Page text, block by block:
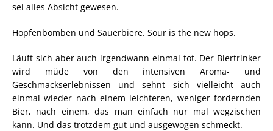
sei alles Absicht gewesen.
Hopfenbomben und Sauerbiere. Sour is the new hops.
Läuft sich aber auch irgendwann einmal tot. Der Biertrinker
wird müde von den intensiven Aroma- und
Geschmackserlebnissen und sehnt sich vielleicht auch
einmal wieder nach einem leichteren, weniger fordernden
Bier, nach einem, das man einfach nur mal wegzischen
kann. Und das trotzdem gut und ausgewogen schmeckt.